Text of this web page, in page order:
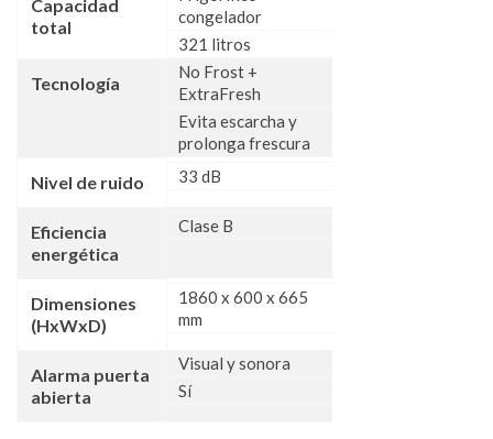
Capacidad
total
congelador
321 litros
Tecnología
No Frost +
ExtraFresh
Evita escarcha y
prolonga frescura
Nivel de ruido 33 dB
Eficiencia
energética
Clase B
Dimensiones
(HxWxD)
1860 x 600 x 665
mm
Alarma puerta
abierta
Visual y sonora
Sí